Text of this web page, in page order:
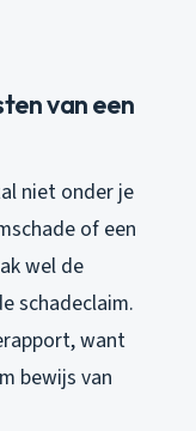
van een
niet onder je
of een
wel de
schadeclaim.
want
bewijs van